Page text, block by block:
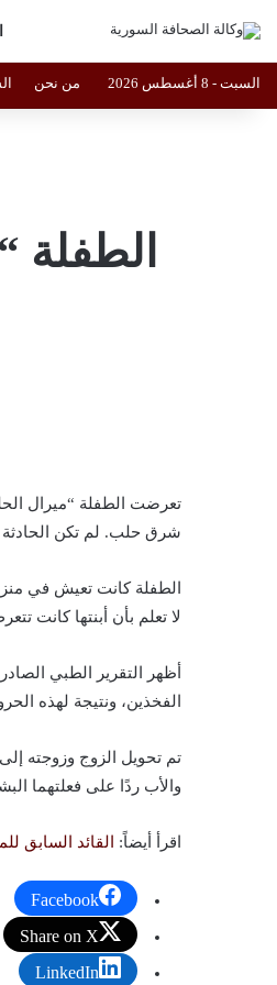
السبت - 8 أغسطس 2026 من نحن
شرق حلب. لم تكن الحادثة
الطفلة كانت تعيش في
لا تعلم بأن أبنتها
أظهر التقرير الطبي
الفخذين، ونتيجة لهذه
تم تحويل الزوج وزوجته
والأب ردًا على فعلتهما
اقرأ أيضاً: القائد السابق
Facebook
Share on X
LinkedIn